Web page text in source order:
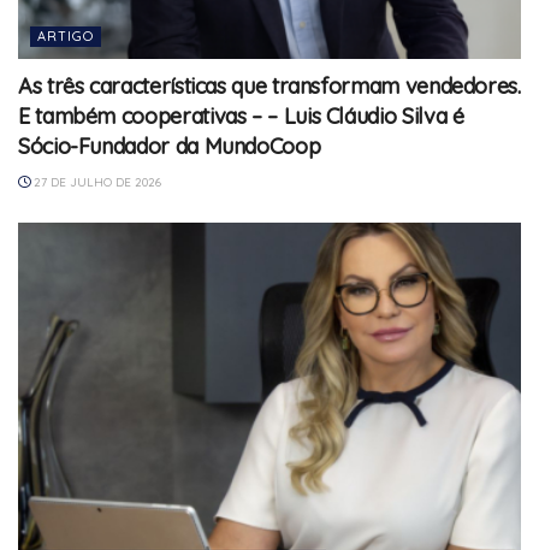
ARTIGO
As três características que transformam vendedores.
E também cooperativas – – Luis Cláudio Silva é
Sócio-Fundador da MundoCoop
27 DE JULHO DE 2026